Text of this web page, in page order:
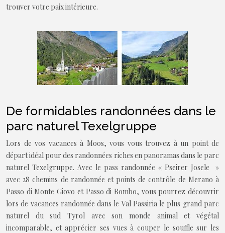
trouver votre paix intérieure.
De formidables randonnées dans le
parc naturel Texelgruppe
Lors de vos vacances à Moos, vous vous trouvez à un point de
départ idéal pour des randonnées riches en panoramas dans le parc
naturel Texelgruppe. Avec le pass randonnée « Pseirer Josele »
avec 28 chemins de randonnée et points de contrôle de Merano à
Passo di Monte Giovo et Passo di Rombo, vous pourrez découvrir
lors de vacances randonnée dans le Val Passiria le plus grand parc
naturel du sud Tyrol avec son monde animal et végétal
incomparable, et apprécier ses vues à couper le souffle sur les